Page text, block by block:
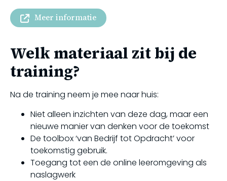
Meer informatie
Welk materiaal zit bij de
training?
Na de training neem je mee naar huis:
Niet alleen inzichten van deze dag, maar een
nieuwe manier van denken voor de toekomst
De toolbox ‘van Bedrijf tot Opdracht’ voor
toekomstig gebruik.
Toegang tot een de online leeromgeving als
naslagwerk